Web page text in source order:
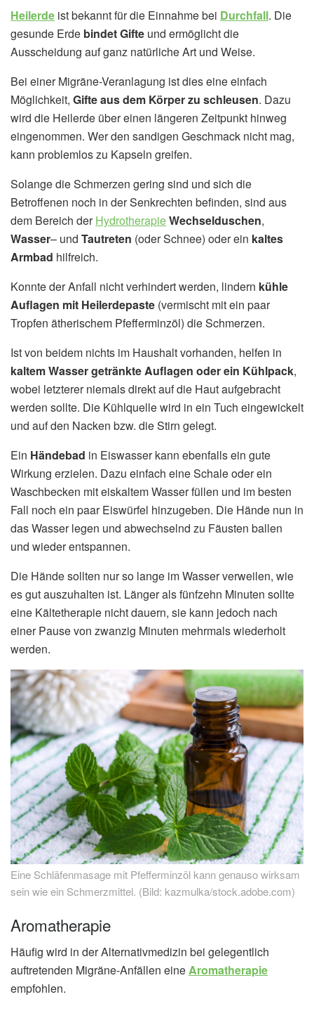
Heilerde ist bekannt für die Einnahme bei Durchfall. Die
gesunde Erde bindet Gifte und ermöglicht die
Ausscheidung auf ganz natürliche Art und Weise.
Bei einer Migräne-Veranlagung ist dies eine einfach
Möglichkeit, Gifte aus dem Körper zu schleusen. Dazu
wird die Heilerde über einen längeren Zeitpunkt hinweg
eingenommen. Wer den sandigen Geschmack nicht mag,
kann problemlos zu Kapseln greifen.
Solange die Schmerzen gering sind und sich die
Betroffenen noch in der Senkrechten befinden, sind aus
dem Bereich derHydrotherapieWechselduschen,
Wasser– und Tautreten (oder Schnee) oder ein kaltes
Armbad hilfreich.
Konnte der Anfall nicht verhindert werden, lindern kühle
Auflagen mit Heilerdepaste (vermischt mit ein paar
Tropfen ätherischem Pfefferminzöl) die Schmerzen.
Ist von beidem nichts im Haushalt vorhanden, helfen in
kaltem Wasser getränkte Auflagen oder ein Kühlpack,
wobei letzterer niemals direkt auf die Haut aufgebracht
werden sollte. Die Kühlquelle wird in ein Tuch eingewickelt
und auf den Nacken bzw. die Stirn gelegt.
Ein Händebad in Eiswasser kann ebenfalls ein gute
Wirkung erzielen. Dazu einfach eine Schale oder ein
Waschbecken mit eiskaltem Wasser füllen und im besten
Fall noch ein paar Eiswürfel hinzugeben. Die Hände nun in
das Wasser legen und abwechselnd zu Fäusten ballen
und wieder entspannen.
Die Hände sollten nur so lange im Wasser verweilen, wie
es gut auszuhalten ist. Länger als fünfzehn Minuten sollte
eine Kältetherapie nicht dauern, sie kann jedoch nach
einer Pause von zwanzig Minuten mehrmals wiederholt
werden.
Eine Schläfenmasage mit Pfefferminzöl kann genauso wirksam
sein wie ein Schmerzmittel. (Bild: kazmulka/stock.adobe.com)
Aromatherapie
Häufig wird in der Alternativmedizin bei gelegentlich
auftretenden Migräne-Anfällen eineAromatherapie
empfohlen.